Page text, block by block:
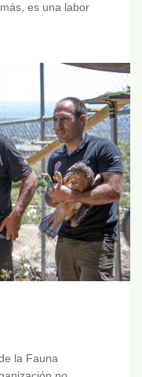
es una labor
la Fauna